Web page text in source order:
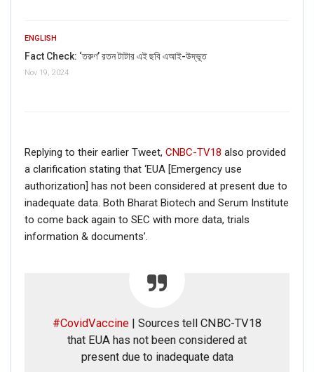
ENGLISH
Fact Check: ‘তরুণ’ রতন টাটার এই ছবি এআই-উদ্ভূত
Nov 19, 2024
Replying to their earlier Tweet, CNBC-TV18 also provided
a clarification stating that ‘EUA [Emergency use
authorization] has not been considered at present due to
inadequate data. Both Bharat Biotech and Serum Institute
to come back again to SEC with more data, trials
information & documents’.
#CovidVaccine | Sources tell CNBC-TV18
that EUA has not been considered at
present due to inadequate data